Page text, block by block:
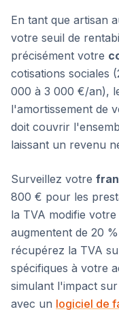
En tant que artisan
votre seuil de
précisément votre
cotisations sociales
000 à 3 000 €/an),
l'amortissement de
doit couvrir
laissant un revenu
Surveillez votre
800 € pour les
la TVA modifie
augmentent de 20
récupérez la TVA
spécifiques à votre
simulant l'impact
avec un logiciel de